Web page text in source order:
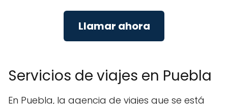
Llamar ahora
Servicios de viajes en Puebla
En Puebla, la agencia de viajes que se está